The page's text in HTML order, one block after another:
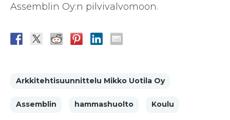
Assemblin Oy:n pilvivalvomoon.
Arkkitehtisuunnittelu Mikko Uotila Oy
Assemblin hammashuolto Koulu